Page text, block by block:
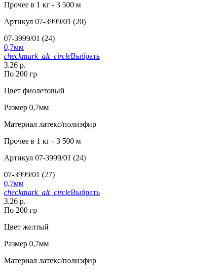
Прочее в 1 кг - 3 500 м
Артикул 07-3999/01 (20)
07-3999/01 (24)
0,7мм
checkmark_alt_circleВыбрать
3.26 р.
По 200 гр
Цвет фиолетовый
Размер 0,7мм
Материал латекс/полиэфир
Прочее в 1 кг - 3 500 м
Артикул 07-3999/01 (24)
07-3999/01 (27)
0,7мм
checkmark_alt_circleВыбрать
3.26 р.
По 200 гр
Цвет желтый
Размер 0,7мм
Материал латекс/полиэфир